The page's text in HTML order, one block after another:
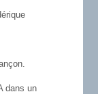
dans un